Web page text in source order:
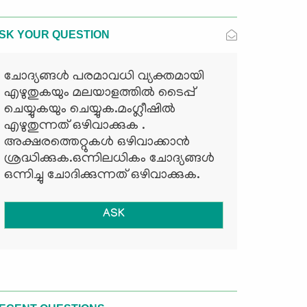
YOUR QUESTION
ചോദ്യങ്ങള്‍ പരമാവധി വ്യക്തമായി
എഴുതുകയും മലയാളത്തില്‍ ടൈപ്പ്
ചെയ്യുകയും ചെയ്യുക.മംഗ്ലീഷില്‍
എഴുതുന്നത് ഒഴിവാക്കുക .
അക്ഷരത്തെറ്റുകള്‍ ഒഴിവാക്കാന്‍
ശ്രദ്ധിക്കുക.ഒന്നിലധികം ചോദ്യങ്ങള്‍
ഒന്നിച്ചു ചോദിക്കുന്നത് ഒഴിവാക്കുക.
ASK